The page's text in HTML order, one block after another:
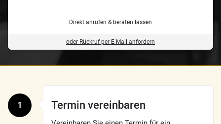
Direkt anrufen & beraten lassen
oder Rückruf per E-Mail anfordern
1 Termin vereinbaren